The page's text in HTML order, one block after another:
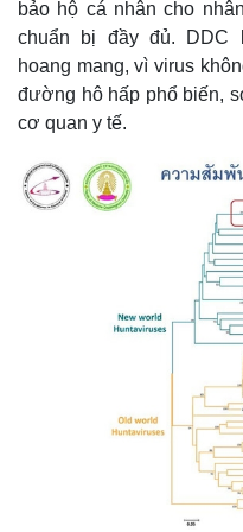
bảo hộ cá nhân cho
chuẩn bị đầy đủ. DDC
hoang mang, vì virus
đường hô hấp phổ biến,
cơ quan y tế.